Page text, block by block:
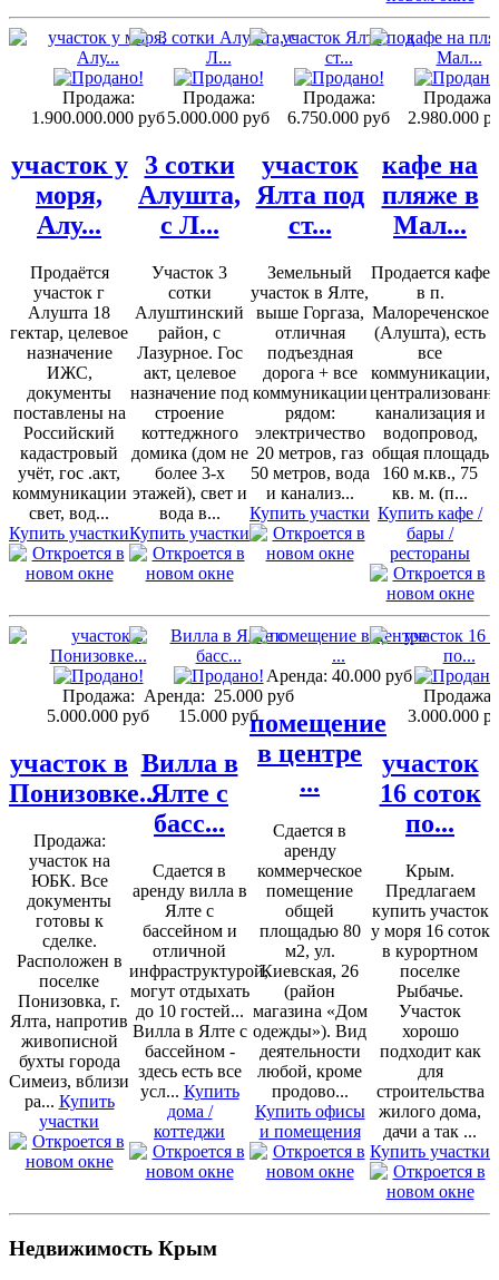
Продажа:
1.900.000.000 руб
участок у
моря,
Алу...
Продаётся
участок г
Алушта 18
гектар, целевое
назначение
ИЖС,
документы
поставлены на
Российский
кадастровый
учёт, гос .акт,
коммуникации
свет, вод...
Купить участки
Продажа:
5.000.000 руб
3 сотки
Алушта,
с Л...
Участок 3
сотки
Алуштинский
район, с
Лазурное. Гос
акт, целевое
назначение под
строение
коттеджного
домика (дом не
более 3-х
этажей), свет и
вода в...
Купить участки
Продажа:
6.750.000 руб
участок
Ялта под
ст...
Земельный
участок в Ялте,
выше Горгаза,
отличная
подъездная
дорога + все
коммуникации
рядом:
электричество
20 метров, газ
50 метров, вода
и канализ...
Купить участки
Продажа:
2.980.000
кафе на
пляже в
Мал...
Продается кафе
в п.
Малореченское
(Алушта), есть
все
коммуникации,
канализация и
водопровод,
общая площадь
160 м.кв., 75
кв. м. (п...
Купить кафе /
бары /
рестораны
Продажа:
5.000.000 руб
участок в
Понизовке...
Продажа:
участок на
ЮБК. Все
документы
готовы к
сделке.
Расположен в
поселке
Понизовка, г.
Ялта, напротив
живописной
бухты города
Симеиз, вблизи
ра... Купить
участки
Аренда: 25.000 руб
15.000 руб
Вилла в
Ялте с
басс...
Сдается в
аренду вилла в
Ялте с
бассейном и
отличной
инфраструктурой,
могут отдыхать
до 10 гостей...
Вилла в Ялте с
бассейном -
здесь есть все
усл... Купить
дома /
коттеджи
Аренда: 40.000 руб
помещение
в центре
...
Сдается в
аренду
коммерческое
помещение
общей
площадью 80
м2, ул.
Киевская, 26
(район
магазина «Дом
одежды»). Вид
деятельности
любой, кроме
продово...
Купить офисы
и помещения
Продажа:
3.000.000
участок
16 соток
по...
Крым.
Предлагаем
купить участок
у моря 16 соток
в курортном
поселке
Рыбачье.
Участок
хорошо
подходит как
для
строительства
жилого дома,
дачи а так ...
Купить участки
Недвижимость Крым